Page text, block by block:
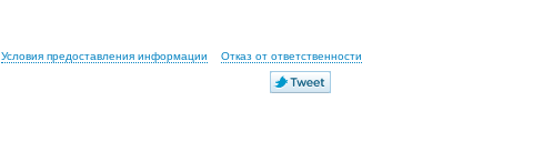
Условия предоставления информации Отказ от ответственности